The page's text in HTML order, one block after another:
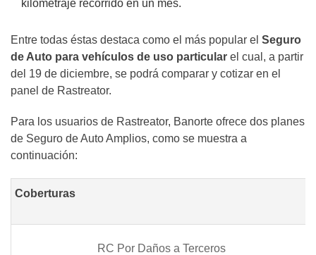
kilometraje recorrido en un mes.
Entre todas éstas destaca como el más popular el Seguro
de Auto para vehículos de uso particular el cual, a partir
del 19 de diciembre, se podrá comparar y cotizar en el
panel de Rastreator.
Para los usuarios de Rastreator, Banorte ofrece dos planes
de Seguro de Auto Amplios, como se muestra a
continuación:
Coberturas
RC Por Daños a Terceros